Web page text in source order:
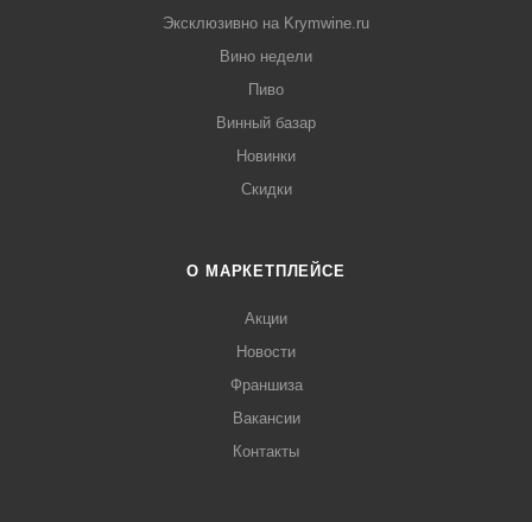
Эксклюзивно на Krymwine.ru
Вино недели
Пиво
Винный базар
Новинки
Скидки
О МАРКЕТПЛЕЙСЕ
Акции
Новости
Франшиза
Вакансии
Контакты